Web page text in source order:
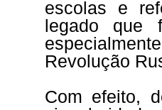
escolas e
legado que
Revolução
Com efeito,